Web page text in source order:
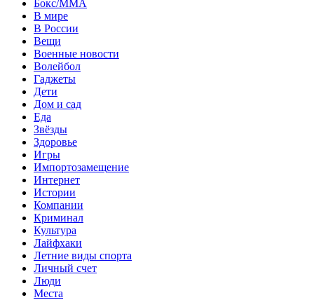
Бокс/MMA
В мире
В России
Вещи
Военные новости
Волейбол
Гаджеты
Дети
Дом и сад
Еда
Звёзды
Здоровье
Игры
Импортозамещение
Интернет
Истории
Компании
Криминал
Культура
Лайфхаки
Летние виды спорта
Личный счет
Люди
Места